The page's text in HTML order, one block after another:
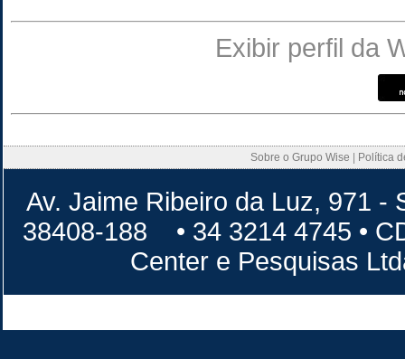
Exibir perfil da
Sobre o Grupo Wise Política
Av. Jaime Ribeiro da Luz, 971 -
38408-188 • 34 3214 4745 •
Center e Pesquisas